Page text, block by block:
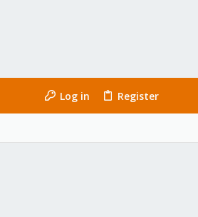
Log in Register